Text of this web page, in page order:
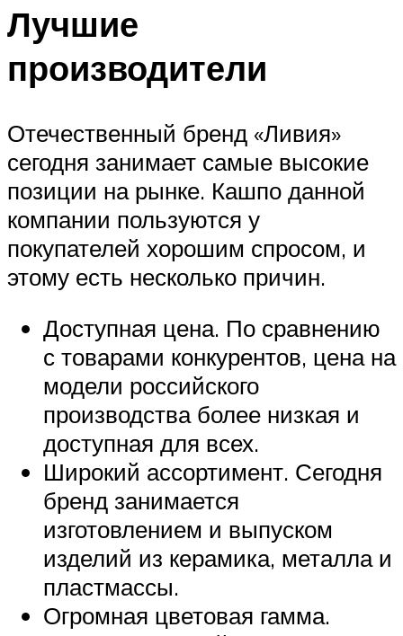
Лучшие
производители
Отечественный бренд «Ливия»
сегодня занимает самые высокие
позиции на рынке. Кашпо данной
компании пользуются у
покупателей хорошим спросом, и
этому есть несколько причин.
Доступная цена. По сравнению
с товарами конкурентов, цена на
модели российского
производства более низкая и
доступная для всех.
Широкий ассортимент. Сегодня
бренд занимается
изготовлением и выпуском
изделий из керамика, металла и
пластмассы.
Огромная цветовая гамма.